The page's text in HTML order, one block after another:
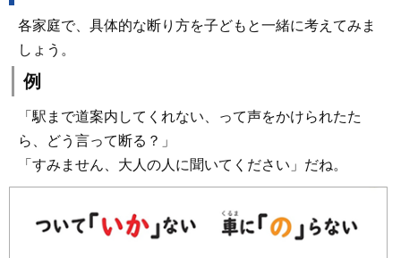
各家庭で、具体的な断り方を子どもと一緒に考えてみま
しょう。
例
「駅まで道案内してくれない、って声をかけられたた
ら、どう言って断る？」
「すみません、大人の人に聞いてください」だね。